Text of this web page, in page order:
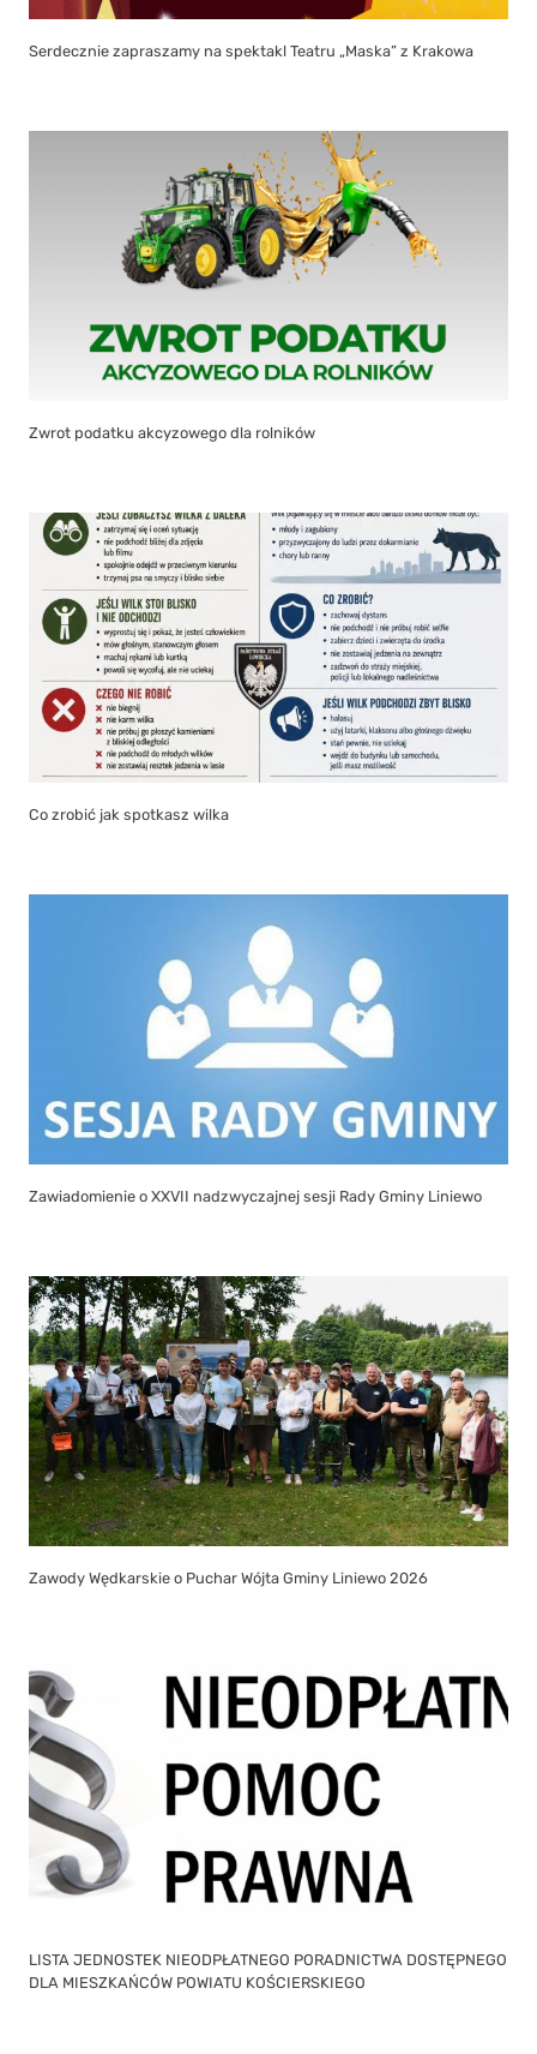
Serdecznie zapraszamy na spektakl Teatru „Maska” z Krakowa
Zwrot podatku akcyzowego dla rolników
Co zrobić jak spotkasz wilka
Zawiadomienie o XXVII nadzwyczajnej sesji Rady Gminy Liniewo
Zawody Wędkarskie o Puchar Wójta Gminy Liniewo 2026
LISTA JEDNOSTEK NIEODPŁATNEGO PORADNICTWA DOSTĘPNEGO
DLA MIESZKAŃCÓW POWIATU KOŚCIERSKIEGO